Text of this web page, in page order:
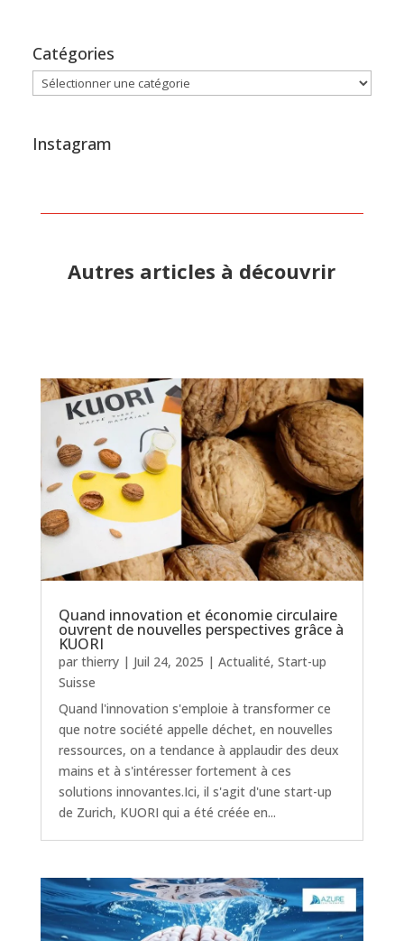
Catégories
Catégories
Instagram
Autres articles à découvrir
Quand innovation et économie circulaire
ouvrent de nouvelles perspectives grâce à
KUORI
par thierry| Juil 24, 2025 | Actualité, Start-up
Suisse
Quand l'innovation s'emploie à transformer ce
que notre société appelle déchet, en nouvelles
ressources, on a tendance à applaudir des deux
mains et à s'intéresser fortement à ces
solutions innovantes.Ici, il s'agit d'une start-up
de Zurich, KUORI qui a été créée en...